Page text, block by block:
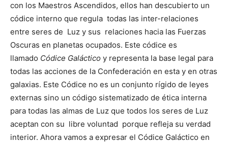
con los Maestros Ascendidos, ellos han descubierto un
códice interno que regula todas las inter-relaciones
entre seres de Luz y sus relaciones hacia las Fuerzas
Oscuras en planetas ocupados. Este códice es
llamado Códice Galáctico y representa la base legal para
todas las acciones de la Confederación en esta y en otras
galaxias. Este Códice no es un conjunto rígido de leyes
externas sino un código sistematizado de ética interna
para todas las almas de Luz que todos los seres de Luz
aceptan con su libre voluntad porque refleja su verdad
interior. Ahora vamos a expresar el Códice Galáctico en